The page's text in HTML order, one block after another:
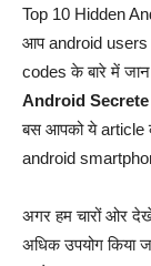
Top 10 Hidden
आप android users
codes के बारे में जान
Android
बस आपको ये article
android
अगर हम चारों ओर
अधिक उपयोग किया